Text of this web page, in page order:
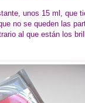
unos 15 ml, que
no se queden las
al que están los